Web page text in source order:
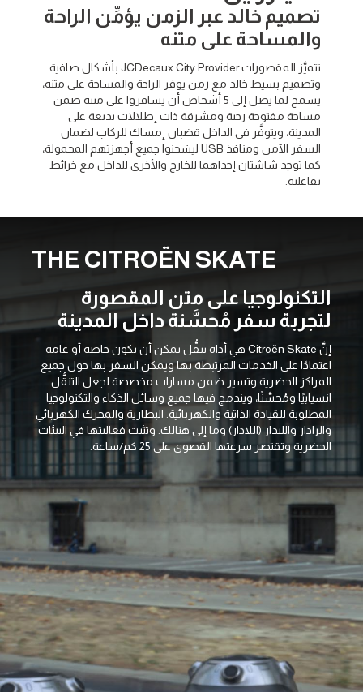
تصميم خالد عبر الزمن يؤمِّن الراحة
والمساحة على متنه
تتميَّز المقصورات JCDecaux City Provider بأشكال صافية
وتصميم بسيط خالد مع زمن يوفر الراحة والمساحة على متنه،
يسمح لما يصل إلى 5 أشخاص أن يسافروا على متنه ضمن
مساحة مفتوحة رحبة ومشرقة ذات إطلالات بديعة على
المدينة، ويتوفَّر في الداخل قضبان إمساك للركاب لضمان
السفر الآمن ومنافذ USB ليشحنوا جميع أجهزتهم المحمولة،
كما توجد شاشتان إحداهما للخارج والأخرى للداخل مع خرائط
تفاعلية.
THE CITROËN SKATE
التكنولوجيا على متن المقصورة
لتجربة سفر مُحسَّنة داخل المدينة
إنَّ Citroën Skate هي أداة تنقُّل يمكن أن تكون خاصة أو عامة
اعتمادًا على الخدمات المرتبطة بها ويمكن السفر بها حول جميع
المراكز الحضرية وتسير ضمن مسارات مخصصة لجعل التنقُّل
انسيابيًا ومُحسَّنًا، ويندمج فيها جميع وسائل الذكاء والتكنولوجيا
المطلوبة للقيادة الذاتية والكهربائية: البطارية والمحرك الكهربائي
والرادار والليدار (اللادار) وما إلى هنالك. وتثبت فعاليتها في البيئات
الحضرية وتقتصر سرعتها القصوى على 25 كم/ساعة.